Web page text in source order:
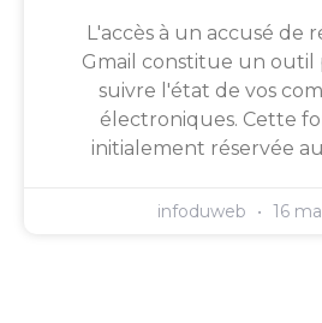
L'accès à un accusé de
Gmail constitue un outil
suivre l'état de vos
électroniques. Cette
initialement réservée
infoduweb 16